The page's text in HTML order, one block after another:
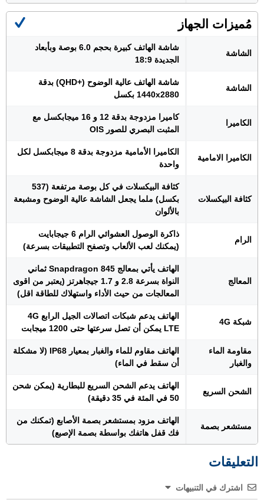
مُميزات الجهاز
الشاشة
شاشة الهاتف كبيرة بحجم 6.0 بوصة وبأبعاد
الجديدة 18:9
الشاشة
شاشة الهاتف عالية الوضوح (+QHD) بدقة
1440x2880 بكسل
الكاميرا
كاميرا مزدوجة بدقة 12 و 16 ميجابكسل مع
المثبت البصري للصور OIS
الكاميرا الامامية
الكاميرا الأمامية مزدوجة بدقة 8 ميجابكسل لكل
واحدة
كثافة البيكسلات
كثافة البيكسلات في كل بوصة مرتفعة (537
بكسل) ملما يجعل الشاشة عالية الوضوح ومشبعة
بالألوان
الرام
ذاكرة الوصول العشوائي الرام 6 جيجابايت
(يمكنك لعب الألعاب وتصفح التطبيقات بسرعة)
المعالج
الهاتف يأتي بمعالج Snapdragon 845 ثماني
النواة بسرعة 2.8 و 1.7 جيجاهرتز (يعتبر من اقوى
المعالجات من حيث الأداء واستهلاك للطاقة اقل)
شبكة 4G
الهاتف يدعم شبكات اتصالات الجيل الرابع 4G
LTE يمكن أن تصل سرعتها حتى 1200 ميجابت
مقاومة الماء
والغبار
الهاتف مقاوم للماء والغبار بمعيار IP68 (لا مشكلة
أن سقط في الماء)
الشحن السريع
الهاتف يدعم الشحن السريع للبطارية (يمكن شحن
50 في المئة في 35 دقيقة)
مستشعر بصمة
الهاتف مزود بمستشعر بصمة الأصابع (تمكنك من
فك قفل هاتفك بواسطة بصمة الإصبع)
التعليقات
اشترك في التنبيهات